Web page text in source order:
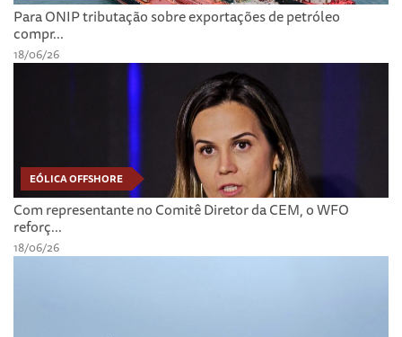
Para ONIP tributação sobre exportações de petróleo
compr...
18/06/26
EÓLICA OFFSHORE
Com representante no Comitê Diretor da CEM, o WFO
reforç...
18/06/26